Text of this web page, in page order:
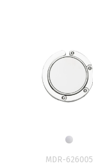
MDR-626005